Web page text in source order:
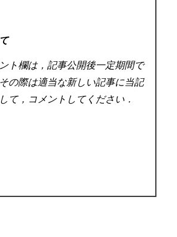
ト欄は，記事公開後一定期間で
の際は適当な新しい記事に当記
て，コメントしてください．